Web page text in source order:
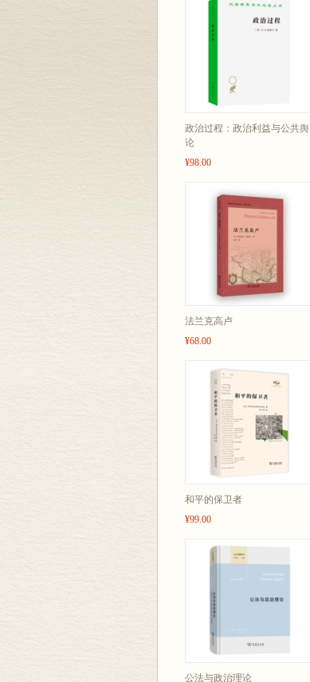
政治过程：政治利益与公共舆
论
¥98.00
法兰克高卢
¥68.00
和平的保卫者
¥99.00
公法与政治理论